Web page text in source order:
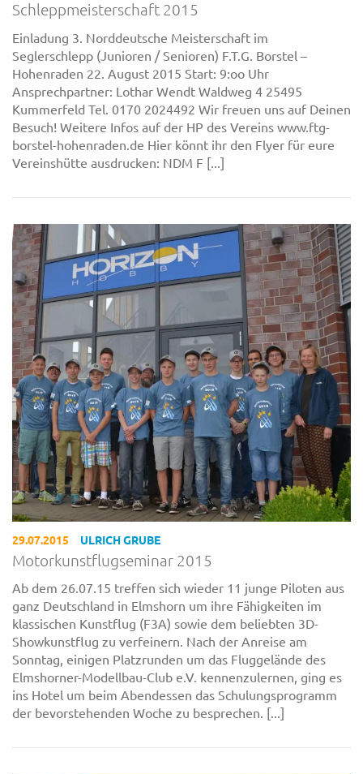
Schleppmeisterschaft 2015
Einladung 3. Norddeutsche Meisterschaft im
Seglerschlepp (Junioren / Senioren) F.T.G. Borstel –
Hohenraden 22. August 2015 Start: 9:oo Uhr
Ansprechpartner: Lothar Wendt Waldweg 4 25495
Kummerfeld Tel. 0170 2024492 Wir freuen uns auf Deinen
Besuch! Weitere Infos auf der HP des Vereins www.ftg-
borstel-hohenraden.de Hier könnt ihr den Flyer für eure
Vereinshütte ausdrucken: NDM F [...]
29.07.2015 ULRICH GRUBE
Motorkunstflugseminar 2015
Ab dem 26.07.15 treffen sich wieder 11 junge Piloten aus
ganz Deutschland in Elmshorn um ihre Fähigkeiten im
klassischen Kunstflug (F3A) sowie dem beliebten 3D-
Showkunstflug zu verfeinern. Nach der Anreise am
Sonntag, einigen Platzrunden um das Fluggelände des
Elmshorner-Modellbau-Club e.V. kennenzulernen, ging es
ins Hotel um beim Abendessen das Schulungsprogramm
der bevorstehenden Woche zu besprechen. [...]